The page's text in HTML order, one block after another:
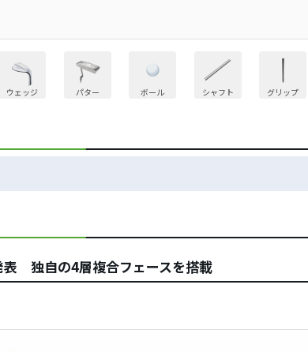
ウェッジ パター ボール シャフト グリップ
表 独自の4層複合フェースを搭載